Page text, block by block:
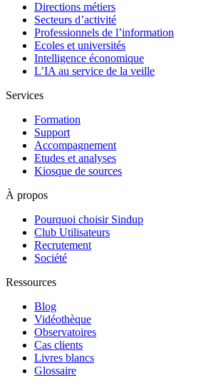
Directions métiers
Secteurs d’activité
Professionnels de l’information
Ecoles et universités
Intelligence économique
L’IA au service de la veille
Services
Formation
Support
Accompagnement
Etudes et analyses
Kiosque de sources
À propos
Pourquoi choisir Sindup
Club Utilisateurs
Recrutement
Société
Ressources
Blog
Vidéothèque
Observatoires
Cas clients
Livres blancs
Glossaire